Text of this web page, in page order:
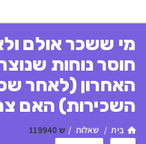
מי ששכר אולם
חוסר נוחות
האחרון (לאחר
השכירות) האם
בַּיִת / שאלות / ש 119940